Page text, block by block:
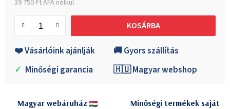
39 750 Ft ÁFA nélkül
KOSÁRBA
❤️ Vásárlóink ajánlják
🚚 Gyors szállítás
✓ Minőségi garancia 🇭🇺 Magyar webshop
Magyar webáruház
Minőségi termékek saját